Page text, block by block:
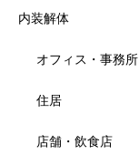
内装解体
オフィス・事務所
住居
店舗・飲食店